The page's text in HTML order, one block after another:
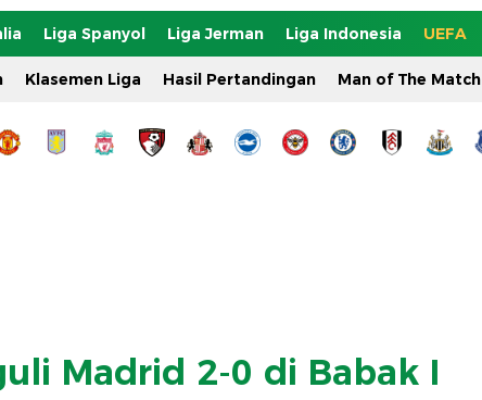
Liga Spanyol Liga Jerman Liga Indonesia UEFA
Klasemen Liga Hasil Pertandingan Man of The Match
Madrid 2-0 di Babak I